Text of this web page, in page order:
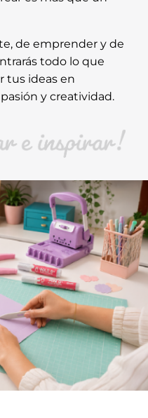
de emprender y de
todo lo que
tus ideas en
y creatividad.